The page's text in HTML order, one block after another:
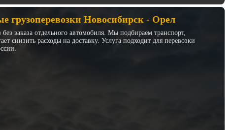
грузоперевозки Новосибирск - Орел
заказа отдельного автомобиля. Мы подбираем транспорт,
снизить расходы на доставку. Услуга подходит для перевозки